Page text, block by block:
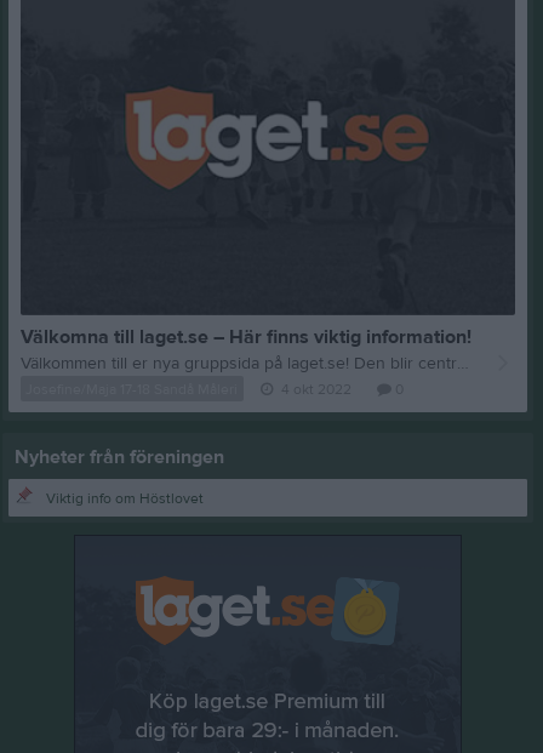
Välkomna till laget.se – Här finns viktig information!
Välkommen till er nya gruppsida på laget.se! Den blir central i all kommunikation mellan aktiva, ledare, föräldrar och andra intresserade. För att komma igång direkt med en bra kommunikation i och omkring gruppen finns ett antal viktiga punkter för sidans administratör: • Logga in och lägga till alla aktiva och ledare under Medlemmar. • Fylla på kalendern med alla inplanerade aktiviteter. Matcher läggs till via Serier medan träningar och andra aktiviteter läggs till via Aktiviteter. • Skriv nyheter löpande och berätta om verksamheten. I takt med att nya nyheter läggs till kommer den här nyhetstexten att försvinna. Om någon i gruppen har frågor om laget.se är man alltid välkommen att kontakta vår support på support@laget.se eller 019-15 44 00. Varmt välkomna till laget.se!
Nyheter från föreningen
Viktig info om Höstlovet